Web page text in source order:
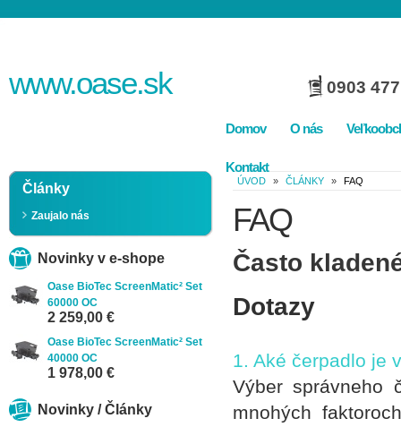
www.oase.sk 0903
Domov O nás
Kontakt
Články
Zaujalo nás
Novinky v e-shope
Oase BioTec ScreenMatic² Set
60000 OC
2 259,00 €
Oase BioTec ScreenMatic² Set
40000 OC
1 978,00 €
Novinky / Články
ÚVOD » ČLÁNKY » FAQ
FAQ
Často
Dotazy
1. Aké čerpadlo je
Výber správneho
mnohých